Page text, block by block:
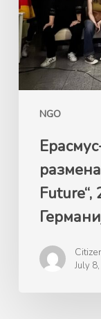
NGO
Free
Green
Future“,
24-
31.05.2026
Германија
July